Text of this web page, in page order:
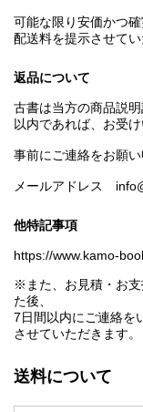
可能な限り安価かつ確
配送料を提示させてい
返品について
古書は当方の商品説
以内であれば、お受け
事前にご連絡をお願い
メールアドレス
他特記事項
https://www.kamo-
※また、お見積・お
た後、
7日間以内にご連絡を
させていただきます。
送料について